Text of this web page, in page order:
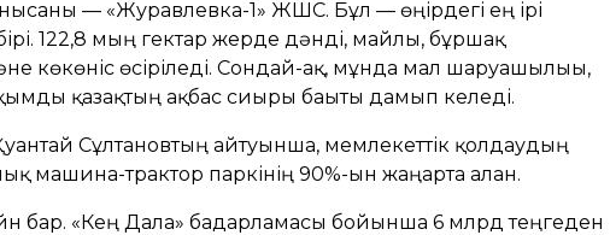
— «Журавлевка-1» ЖШС. Бұл — өңірдегі ең ірі
122,8 мың гектар жерде дәнді, майлы, бұршақ
көкөніс өсіріледі. Сондай-ақ, мұнда мал шаруашылығы,
қазақтың ақбас сиыры бағыты дамып келеді.
Сұлтановтың айтуынша, мемлекеттік қолдаудың
машина-трактор паркінің 90%-ын жаңарта алған.
бар. «Кең Дала» бағдарламасы бойынша 6 млрд теңгеден